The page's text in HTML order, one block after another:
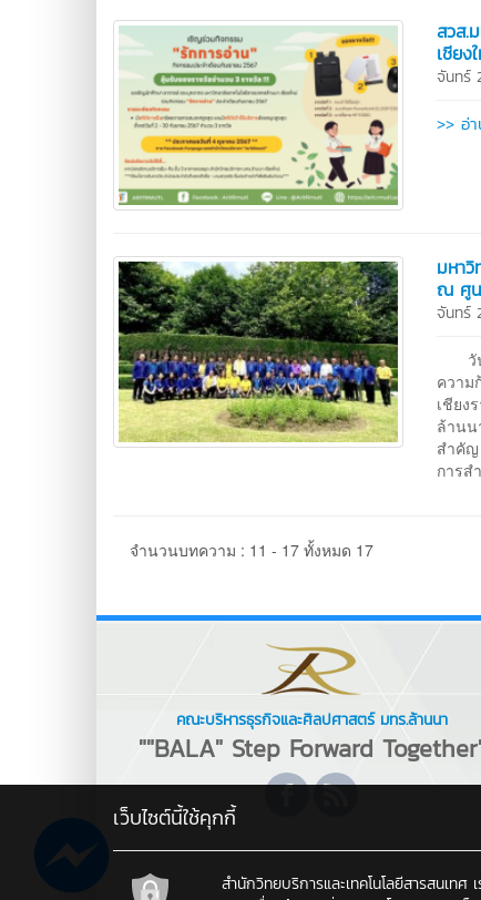
สวส.
เชียง
จันทร์
>> อ่
มหา
ณ ศูน
จันทร์
วัน
ควา
เชียง
ล้านน
สำคัญ
การส
จำนวนบทความ : 11 - 17 ทั้งหมด 17
คณะบริหารธุรกิจและศิลปศาสตร์ มทร.ล้านนา
""BALA" Step Forward
เว็บไซต์นี้ใช้คุกกี้
สำนักวิทยบริการและเทคโนโลยีสารสนเท